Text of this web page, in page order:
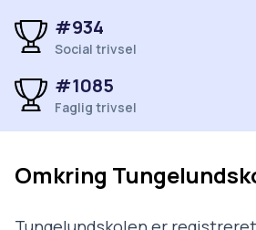
#934
Social trivsel
#1085
Faglig trivsel
Omkring